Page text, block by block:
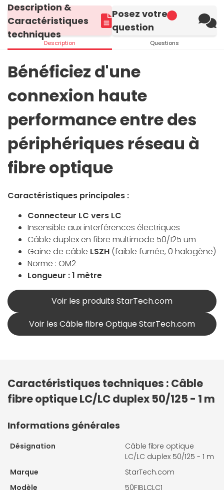
Description &
Caractéristiques
techniques
Description
Posez votre
question
Questions
Bénéficiez d'une
connexion haute
performance entre des
périphériques réseau à
fibre optique
Caractéristiques principales :
Connecteur LC vers LC
Insensible aux interférences électriques
Câble duplex en fibre multimode 50/125 um
Gaine de câble LSZH (faible fumée, 0 halogène)
Norme : OM2
Longueur : 1 mètre
Voir les produits StarTech.com
Voir les Câble fibre Optique StarTech.com
Caractéristiques techniques : Câble
fibre optique LC/LC duplex 50/125 - 1 m
Informations générales
Désignation
Câble fibre optique
LC/LC duplex 50/125 - 1 m
Marque
StarTech.com
Modèle
50FIBLCLC1